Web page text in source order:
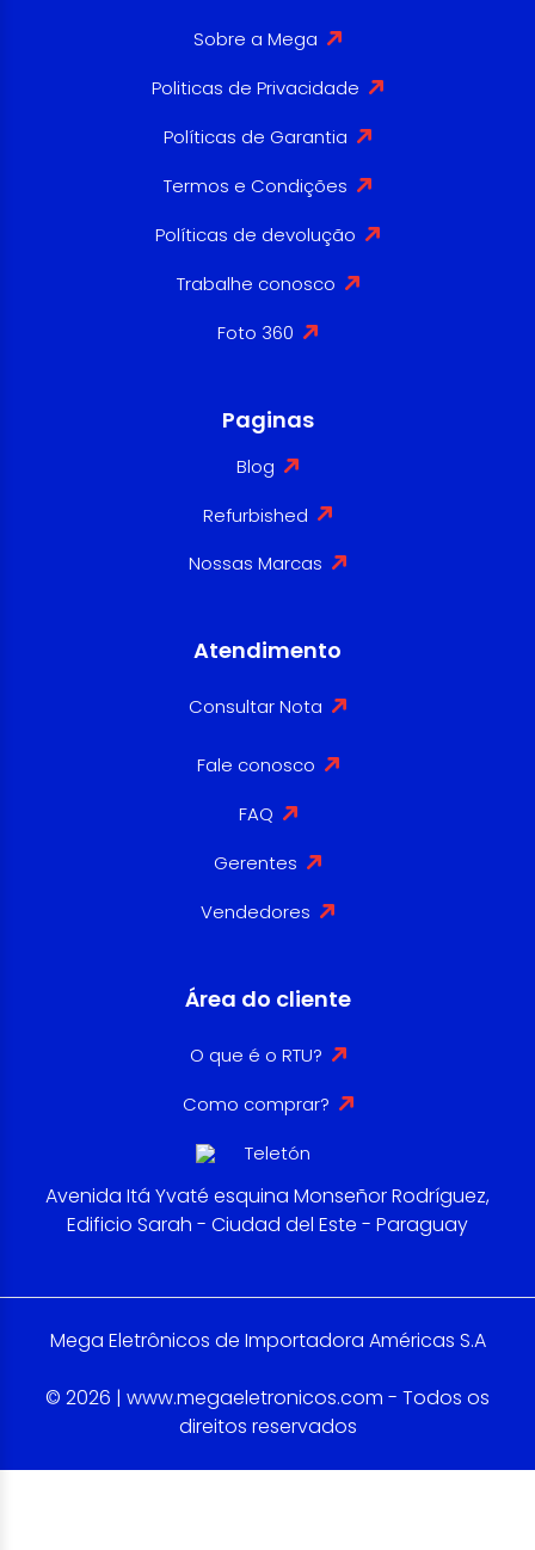
Sobre a Mega
Politicas de Privacidade
Políticas de Garantia
Termos e Condições
Políticas de devolução
Trabalhe conosco
Foto 360
Paginas
Blog
Refurbished
Nossas Marcas
Atendimento
Consultar Nota
Fale conosco
FAQ
Gerentes
Vendedores
Área do cliente
O que é o RTU?
Como comprar?
Avenida Itá Yvaté esquina Monseñor Rodríguez,
Edificio Sarah - Ciudad del Este - Paraguay
Mega Eletrônicos de Importadora Américas S.A
© 2026 | www.megaeletronicos.com - Todos os
direitos reservados